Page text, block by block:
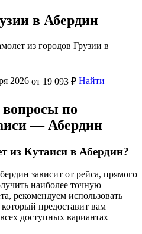
в Абердин
из городов Грузии в
2026 от 19 093 ₽ Найти
по
— Абердин
из Кутаиси в Абердин?
зависит от рейса, прямого
наиболее точную
рекомендуем использовать
предоставит вам
доступных вариантах